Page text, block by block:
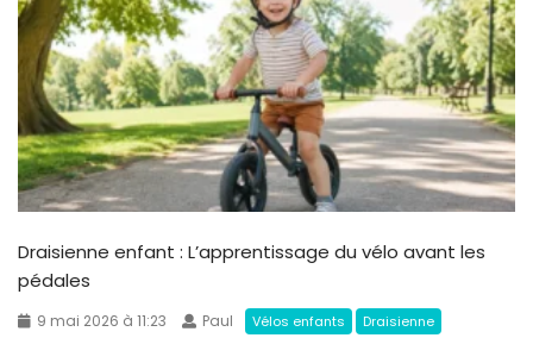
Draisienne enfant : L’apprentissage du vélo avant les
pédales
9 mai 2026 à 11:23 Paul Vélos enfants Draisienne